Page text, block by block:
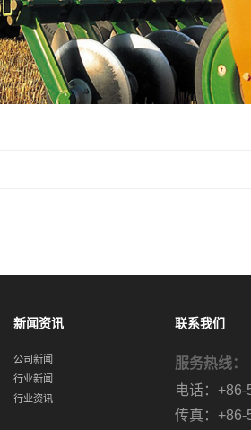
新闻资讯
公司新闻
行业新闻
行业资讯
联系我们
服务热线：
电话：
传真：+86-